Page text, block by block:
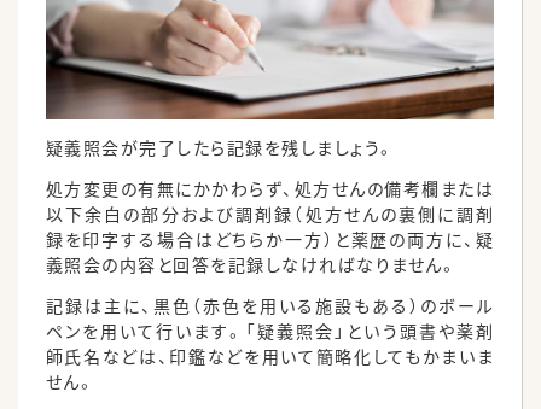
疑義照会が完了したら記録を残しましょう。
処方変更の有無にかかわらず、処方せんの備考欄または
以下余白の部分および調剤録（処方せんの裏側に調剤
録を印字する場合はどちらか一方）と薬歴の両方に、疑
義照会の内容と回答を記録しなければなりません。
記録は主に、黒色（赤色を用いる施設もある）のボール
ペンを用いて行います。「疑義照会」という頭書や薬剤
師氏名などは、印鑑などを用いて簡略化してもかまいま
せん。